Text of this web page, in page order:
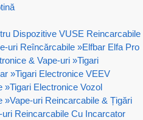
Dispozitive VUSE Reincarcabile
uri Reîncărcabile »Elfbar Elfa Pro
& Vape-uri »Tigari
»Tigari Electronice VEEV
»Tigari Electronice Vozol
»Vape-uri Reincarcabile & Țigări
uri Reincarcabile Cu Incarcator